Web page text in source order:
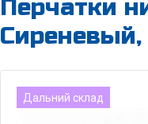
Перчатки
Дальний склад